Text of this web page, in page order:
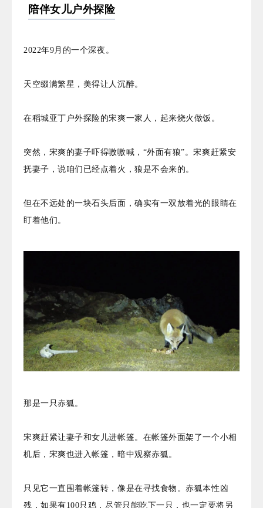
陪伴女儿户外探险
2022年9月的一个深夜。
天空缀满繁星，美得让人沉醉。
在稻城亚丁户外探险的宋爽一家人，起来烧火做饭。
突然，宋爽的妻子吓得嗷嗷喊，“外面有狼”。宋爽赶紧安
抚妻子，说咱们已经点着火，狼是不会来的。
但在不远处的一块石头后面，确实有一双放着光的眼睛在
盯着他们。
那是一只赤狐。
宋爽赶紧让妻子和女儿进帐篷。在帐篷外面架了一个小相
机后，宋爽也进入帐篷，暗中观察赤狐。
只见它一直围着帐篷转，像是在寻找食物。赤狐本性凶
残，如果有100只鸡，尽管只能吃下一只，也一定要将另